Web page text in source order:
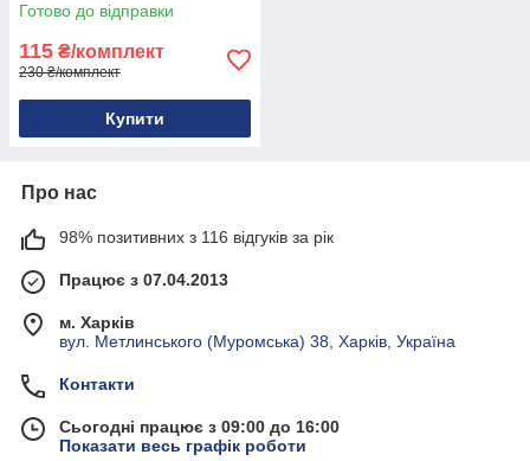
Готово до відправки
115 ₴/комплект
230 ₴/комплект
Купити
Про нас
98% позитивних з 116 відгуків за рік
Працює з 07.04.2013
м. Харків
вул. Метлинського (Муромська) 38, Харків, Україна
Контакти
Сьогодні працює з 09:00 до 16:00
Показати весь графік роботи